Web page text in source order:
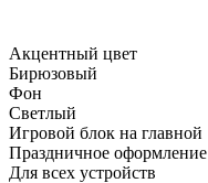
Акцентный цвет
Бирюзовый
Фон
Светлый
Игровой блок на главной
Праздничное оформление
Для всех устройств